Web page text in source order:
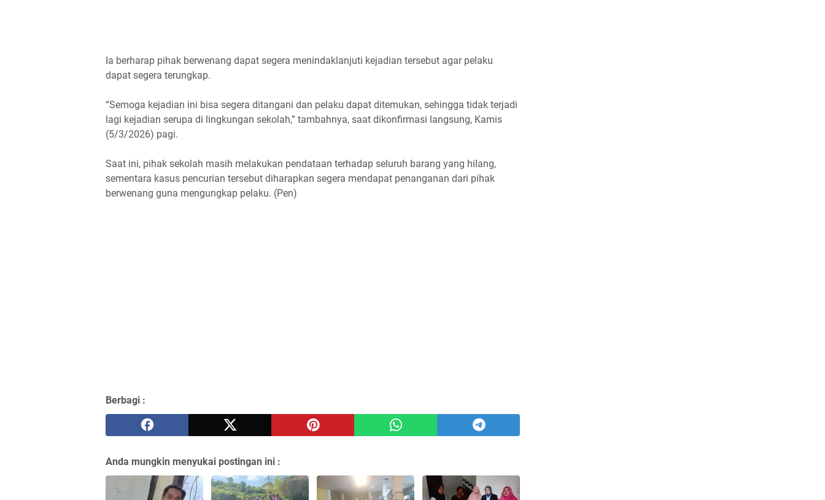
Ia berharap pihak berwenang dapat segera menindaklanjuti kejadian tersebut agar pelaku
dapat segera terungkap.
“Semoga kejadian ini bisa segera ditangani dan pelaku dapat ditemukan, sehingga tidak terjadi
lagi kejadian serupa di lingkungan sekolah,” tambahnya, saat dikonfirmasi langsung, Kamis
(5/3/2026) pagi.
Saat ini, pihak sekolah masih melakukan pendataan terhadap seluruh barang yang hilang,
sementara kasus pencurian tersebut diharapkan segera mendapat penanganan dari pihak
berwenang guna mengungkap pelaku. (Pen)
Berbagi :
Anda mungkin menyukai postingan ini :